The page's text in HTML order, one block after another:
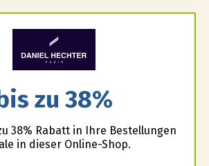
zu 38%
38% Rabatt in Ihre Bestellungen
in dieser Online-Shop.